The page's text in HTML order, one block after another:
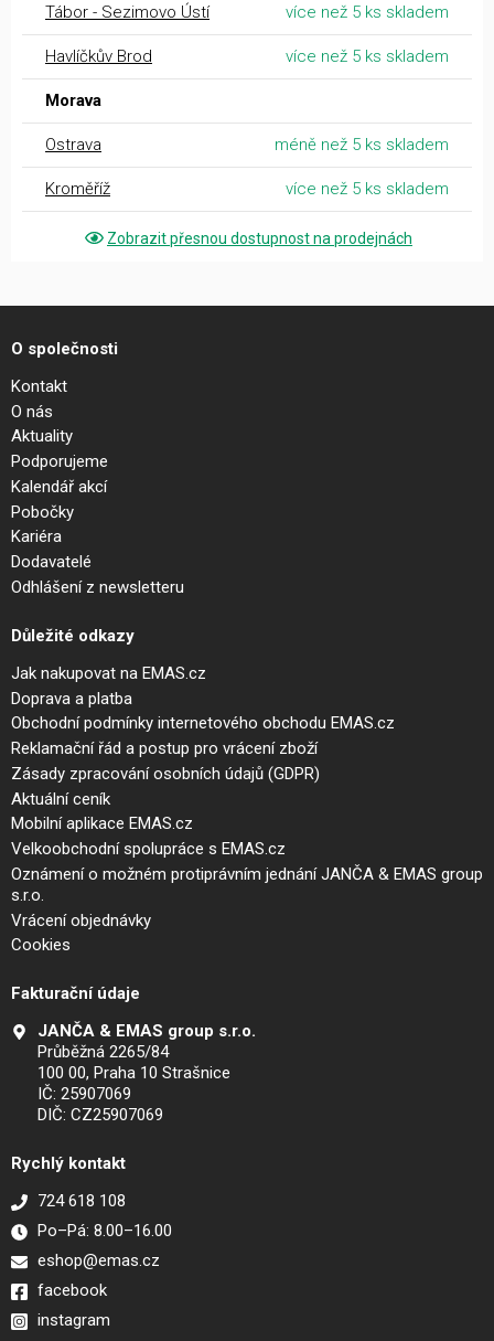
Tábor - Sezimovo Ústí více než 5 ks skladem
Havlíčkův Brod více než 5 ks skladem
Morava
Ostrava méně než 5 ks skladem
Kroměříž více než 5 ks skladem
Zobrazit přesnou dostupnost na prodejnách
O společnosti
Kontakt
O nás
Aktuality
Podporujeme
Kalendář akcí
Pobočky
Kariéra
Dodavatelé
Odhlášení z newsletteru
Důležité odkazy
Jak nakupovat na EMAS.cz
Doprava a platba
Obchodní podmínky internetového obchodu EMAS.cz
Reklamační řád a postup pro vrácení zboží
Zásady zpracování osobních údajů (GDPR)
Aktuální ceník
Mobilní aplikace EMAS.cz
Velkoobchodní spolupráce s EMAS.cz
Oznámení o možném protiprávním jednání JANČA & EMAS group
s.r.o.
Vrácení objednávky
Cookies
Fakturační údaje
JANČA & EMAS group s.r.o.
Průběžná 2265/84
100 00, Praha 10 Strašnice
IČ: 25907069
DIČ: CZ25907069
Rychlý kontakt
724 618 108
Po–Pá: 8.00–16.00
eshop@emas.cz
facebook
instagram